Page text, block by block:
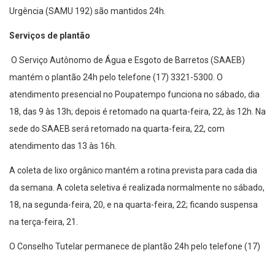
Urgência (SAMU 192) são mantidos 24h.
Serviços de plantão
O Serviço Autônomo de Água e Esgoto de Barretos (SAAEB)
mantém o plantão 24h pelo telefone (17) 3321-5300. O
atendimento presencial no Poupatempo funciona no sábado, dia
18, das 9 às 13h; depois é retomado na quarta-feira, 22, às 12h. Na
sede do SAAEB será retomado na quarta-feira, 22, com
atendimento das 13 às 16h.
A coleta de lixo orgânico mantém a rotina prevista para cada dia
da semana. A coleta seletiva é realizada normalmente no sábado,
18, na segunda-feira, 20, e na quarta-feira, 22; ficando suspensa
na terça-feira, 21.
O Conselho Tutelar permanece de plantão 24h pelo telefone (17)